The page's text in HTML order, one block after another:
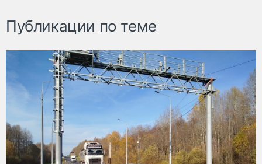
Публикации по теме